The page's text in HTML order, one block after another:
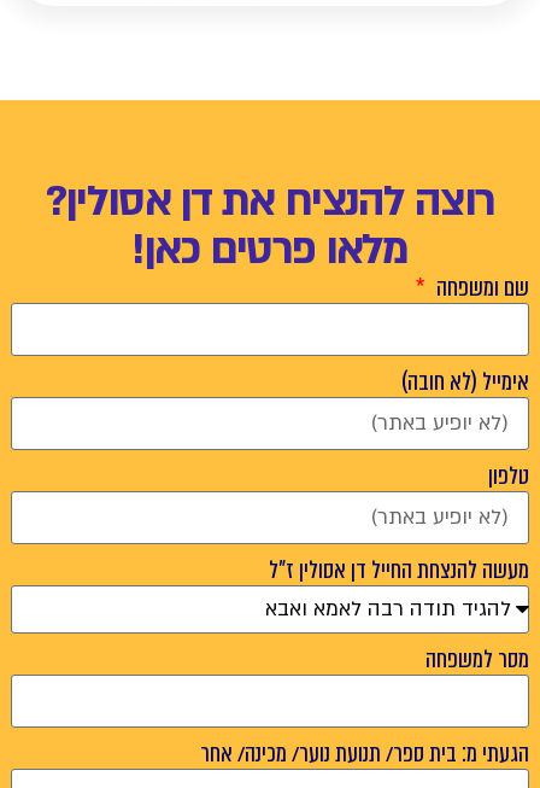
רוצה להנציח את דן אסולין?
מלאו פרטים כאן!
שם ומשפחה
אימייל (לא חובה)
טלפון
מעשה להנצחת החייל דן אסולין ז"ל
מסר למשפחה
הגעתי מ: בית ספר/ תנועת נוער/ מכינה/ אחר